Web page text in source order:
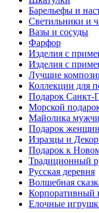
Барельефы и
Светильники и
Вазы и сосуды
Фарфор
Изделия с
Изделия с
Лучшие
Коллекции для
Подарок Санкт-
Морской
Майолика
Подарок
Изразцы и
Подарок к
Традиционный
Русская деревня
Волшебная
Корпоративный
Елочные